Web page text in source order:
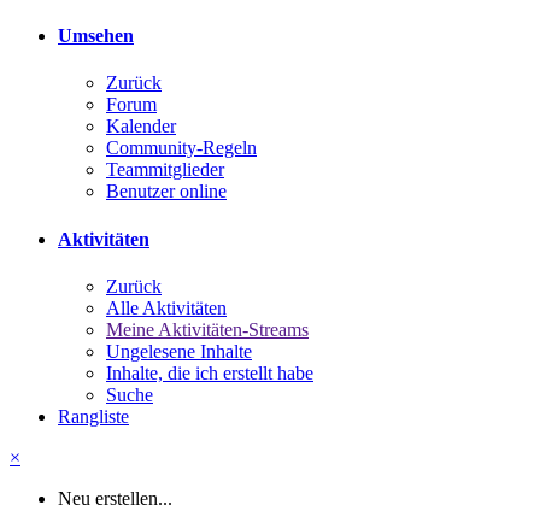
Umsehen
Zurück
Forum
Kalender
Community-Regeln
Teammitglieder
Benutzer online
Aktivitäten
Zurück
Alle Aktivitäten
Meine Aktivitäten-Streams
Ungelesene Inhalte
Inhalte, die ich erstellt habe
Suche
Rangliste
×
Neu erstellen...